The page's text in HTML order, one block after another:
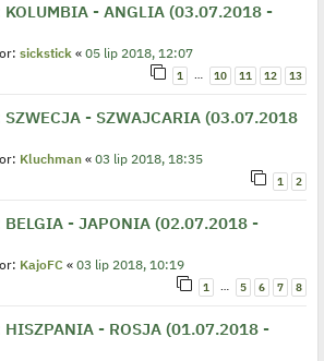
- ANGLIA (03.07.2018 -
sickstick « 05 lip 2018, 12:07
1 … 10 11 12 13
- SZWAJCARIA (03.07.2018
Kluchman « 03 lip 2018, 18:35
1 2
- JAPONIA (02.07.2018 -
KajoFC « 03 lip 2018, 10:19
1 … 5 6 7 8
- ROSJA (01.07.2018 -